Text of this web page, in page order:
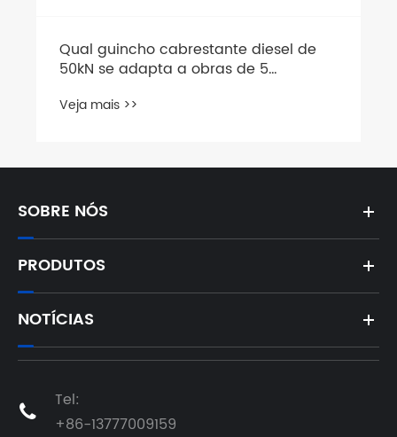
SOBRE NÓS
PRODUTOS
NOTÍCIAS

Tel:
+86-13777009159